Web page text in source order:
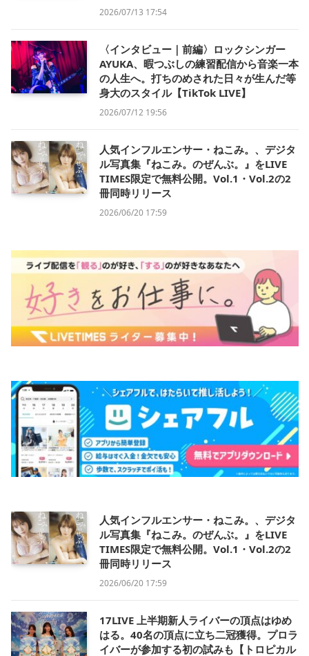
2026/07/13 17:54
〈インタビュー｜前編〉ロックシンガー
AYUKA、暇つぶしの練習配信から音楽一本
の人生へ。打ちのめされた日々が生んだ等
身大のスタイル【TikTok LIVE】
2026/07/12 19:56
人気インフルエンサー・ねこみ。、デジタ
ル写真集『ねこみ。のぜんぶ。』をLIVE
TIMES限定で無料公開。Vol.1・Vol.2の2
冊同時リリース
2026/06/20 17:59
人気インフルエンサー・ねこみ。、デジタ
ル写真集『ねこみ。のぜんぶ。』をLIVE
TIMES限定で無料公開。Vol.1・Vol.2の2
冊同時リリース
2026/06/20 17:59
17LIVE 上半期新人ライバーの頂点はゆめ
はる。40名の頂点に立ち二冠獲得。プロラ
イバーが参加する初の試みも【トロピカル